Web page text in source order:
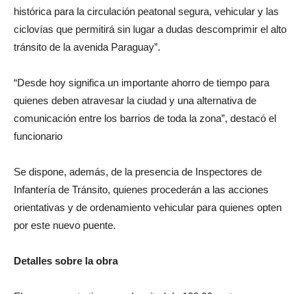
histórica para la circulación peatonal segura, vehicular y las
ciclovías que permitirá sin lugar a dudas descomprimir el alto
tránsito de la avenida Paraguay”.
“Desde hoy significa un importante ahorro de tiempo para
quienes deben atravesar la ciudad y una alternativa de
comunicación entre los barrios de toda la zona”, destacó el
funcionario
Se dispone, además, de la presencia de Inspectores de
Infantería de Tránsito, quienes procederán a las acciones
orientativas y de ordenamiento vehicular para quienes opten
por este nuevo puente.
Detalles sobre la obra